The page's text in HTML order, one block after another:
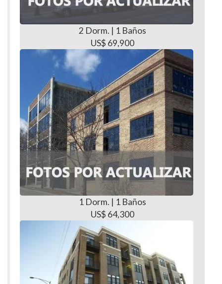
2 Dorm. | 1 Baños
US$ 69,900
1 Dorm. | 1 Baños
US$ 64,300